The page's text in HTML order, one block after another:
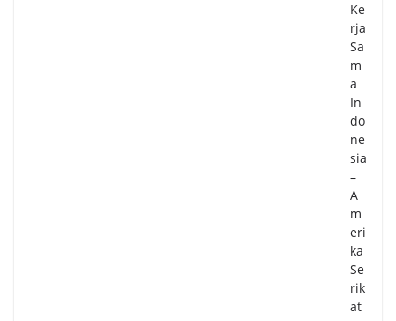
Ke
rja
Sa
m
a
In
do
ne
sia
–
A
m
eri
ka
Se
rik
at